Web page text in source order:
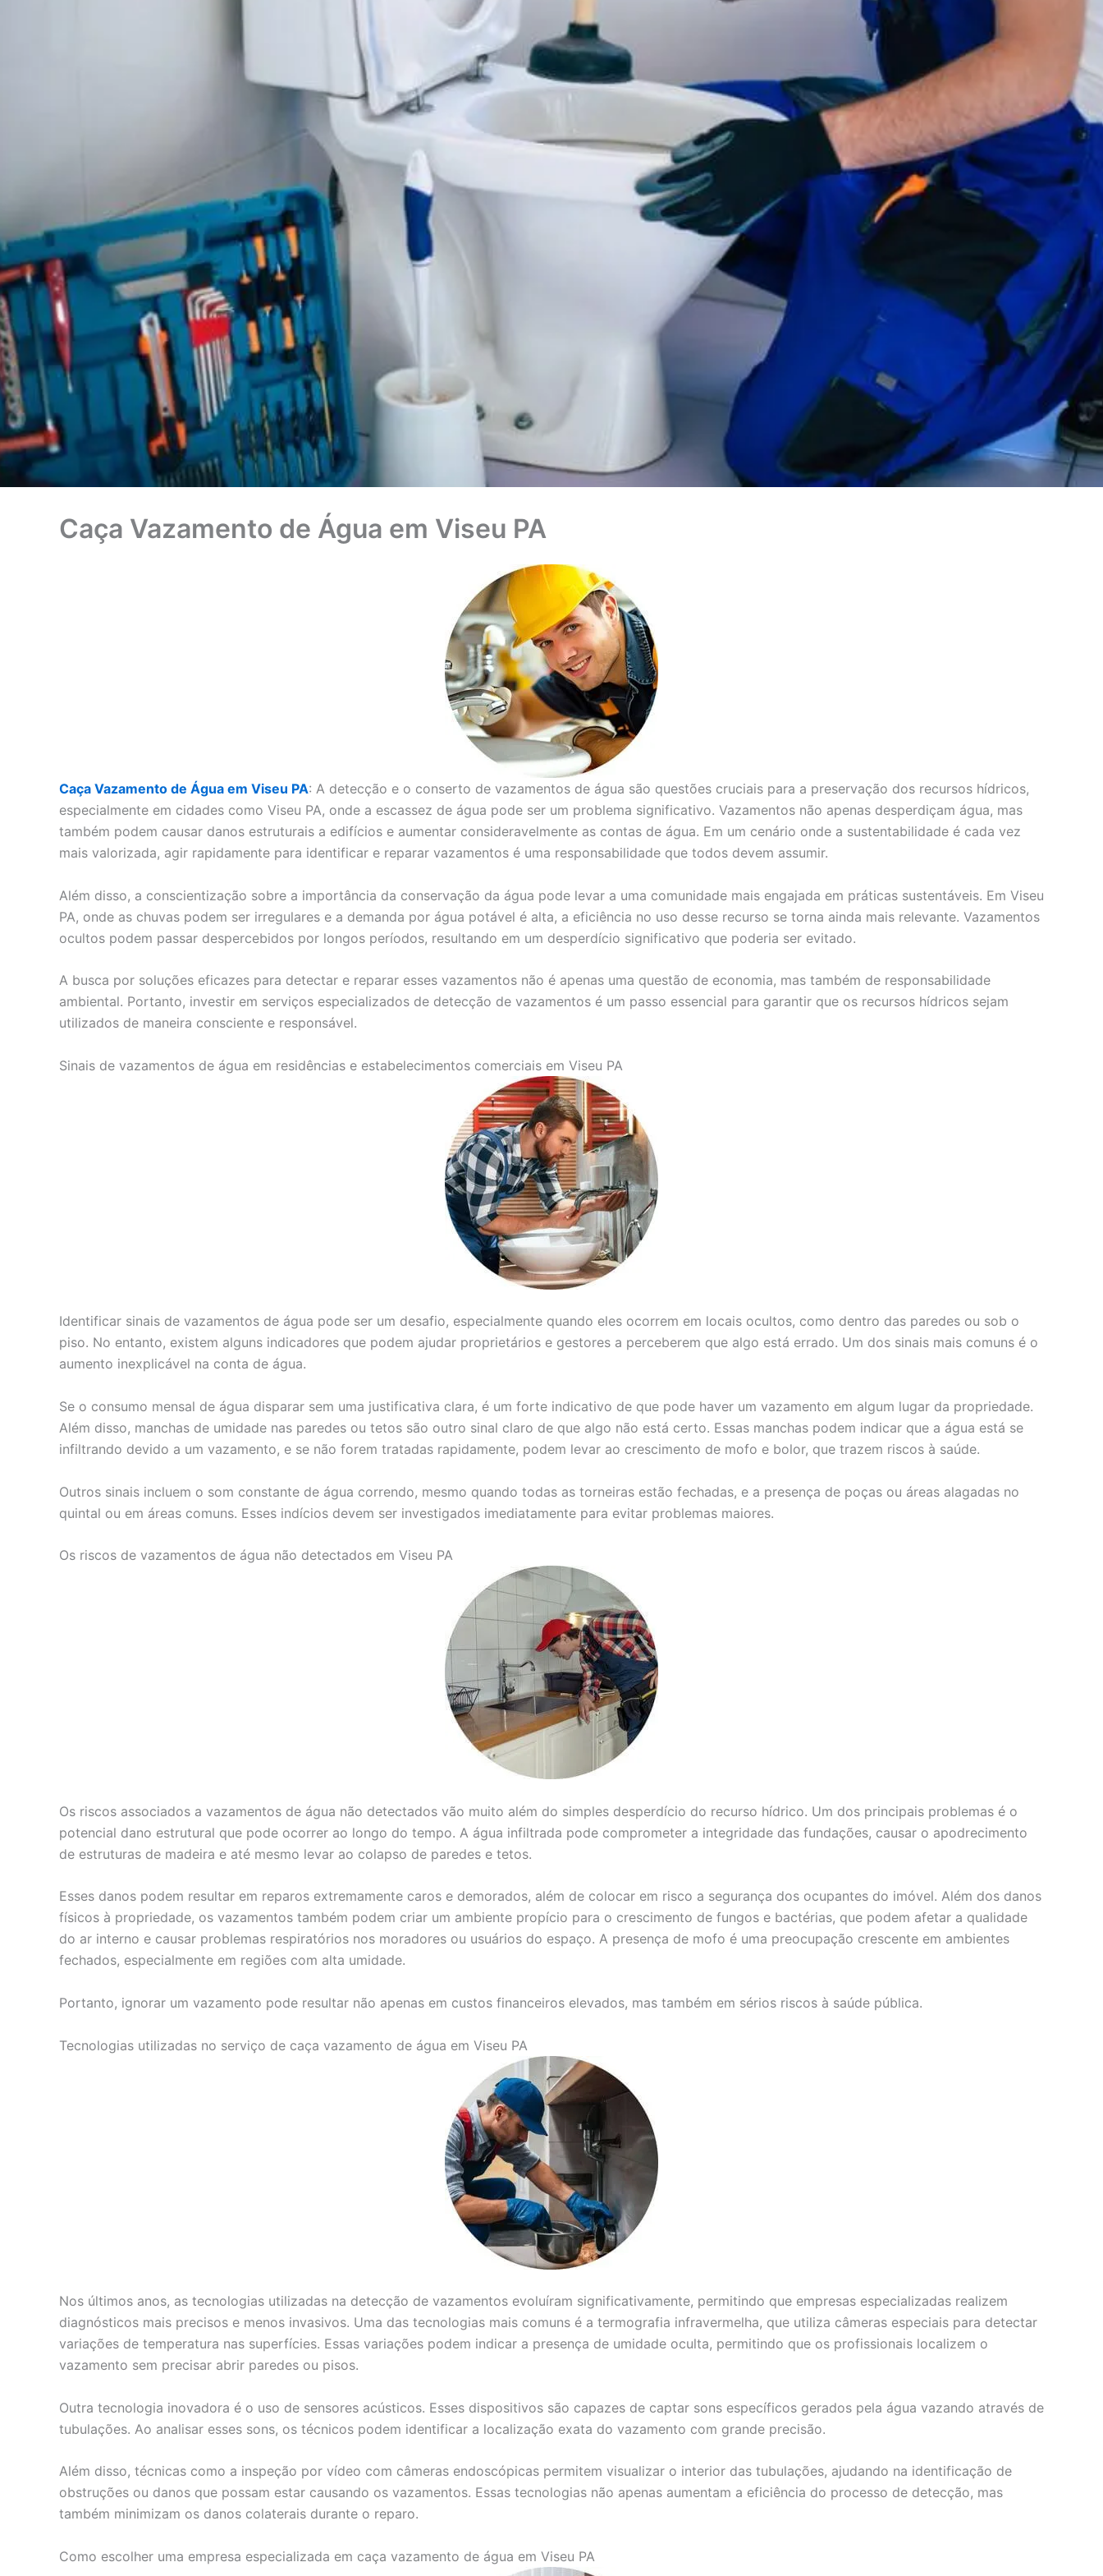
Caça Vazamento de Água em Viseu PA
Caça Vazamento de Água em Viseu PA: A detecção e o conserto de vazamentos de água são questões cruciais para a preservação dos recursos hídricos,
especialmente em cidades como Viseu PA, onde a escassez de água pode ser um problema significativo. Vazamentos não apenas desperdiçam água, mas
também podem causar danos estruturais a edifícios e aumentar consideravelmente as contas de água. Em um cenário onde a sustentabilidade é cada vez
mais valorizada, agir rapidamente para identificar e reparar vazamentos é uma responsabilidade que todos devem assumir.
Além disso, a conscientização sobre a importância da conservação da água pode levar a uma comunidade mais engajada em práticas sustentáveis. Em Viseu
PA, onde as chuvas podem ser irregulares e a demanda por água potável é alta, a eficiência no uso desse recurso se torna ainda mais relevante. Vazamentos
ocultos podem passar despercebidos por longos períodos, resultando em um desperdício significativo que poderia ser evitado.
A busca por soluções eficazes para detectar e reparar esses vazamentos não é apenas uma questão de economia, mas também de responsabilidade
ambiental. Portanto, investir em serviços especializados de detecção de vazamentos é um passo essencial para garantir que os recursos hídricos sejam
utilizados de maneira consciente e responsável.
Sinais de vazamentos de água em residências e estabelecimentos comerciais em Viseu PA
Identificar sinais de vazamentos de água pode ser um desafio, especialmente quando eles ocorrem em locais ocultos, como dentro das paredes ou sob o
piso. No entanto, existem alguns indicadores que podem ajudar proprietários e gestores a perceberem que algo está errado. Um dos sinais mais comuns é o
aumento inexplicável na conta de água.
Se o consumo mensal de água disparar sem uma justificativa clara, é um forte indicativo de que pode haver um vazamento em algum lugar da propriedade.
Além disso, manchas de umidade nas paredes ou tetos são outro sinal claro de que algo não está certo. Essas manchas podem indicar que a água está se
infiltrando devido a um vazamento, e se não forem tratadas rapidamente, podem levar ao crescimento de mofo e bolor, que trazem riscos à saúde.
Outros sinais incluem o som constante de água correndo, mesmo quando todas as torneiras estão fechadas, e a presença de poças ou áreas alagadas no
quintal ou em áreas comuns. Esses indícios devem ser investigados imediatamente para evitar problemas maiores.
Os riscos de vazamentos de água não detectados em Viseu PA
Os riscos associados a vazamentos de água não detectados vão muito além do simples desperdício do recurso hídrico. Um dos principais problemas é o
potencial dano estrutural que pode ocorrer ao longo do tempo. A água infiltrada pode comprometer a integridade das fundações, causar o apodrecimento
de estruturas de madeira e até mesmo levar ao colapso de paredes e tetos.
Esses danos podem resultar em reparos extremamente caros e demorados, além de colocar em risco a segurança dos ocupantes do imóvel. Além dos danos
físicos à propriedade, os vazamentos também podem criar um ambiente propício para o crescimento de fungos e bactérias, que podem afetar a qualidade
do ar interno e causar problemas respiratórios nos moradores ou usuários do espaço. A presença de mofo é uma preocupação crescente em ambientes
fechados, especialmente em regiões com alta umidade.
Portanto, ignorar um vazamento pode resultar não apenas em custos financeiros elevados, mas também em sérios riscos à saúde pública.
Tecnologias utilizadas no serviço de caça vazamento de água em Viseu PA
Nos últimos anos, as tecnologias utilizadas na detecção de vazamentos evoluíram significativamente, permitindo que empresas especializadas realizem
diagnósticos mais precisos e menos invasivos. Uma das tecnologias mais comuns é a termografia infravermelha, que utiliza câmeras especiais para detectar
variações de temperatura nas superfícies. Essas variações podem indicar a presença de umidade oculta, permitindo que os profissionais localizem o
vazamento sem precisar abrir paredes ou pisos.
Outra tecnologia inovadora é o uso de sensores acústicos. Esses dispositivos são capazes de captar sons específicos gerados pela água vazando através de
tubulações. Ao analisar esses sons, os técnicos podem identificar a localização exata do vazamento com grande precisão.
Além disso, técnicas como a inspeção por vídeo com câmeras endoscópicas permitem visualizar o interior das tubulações, ajudando na identificação de
obstruções ou danos que possam estar causando os vazamentos. Essas tecnologias não apenas aumentam a eficiência do processo de detecção, mas
também minimizam os danos colaterais durante o reparo.
Como escolher uma empresa especializada em caça vazamento de água em Viseu PA